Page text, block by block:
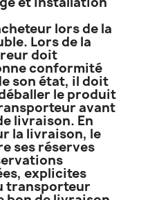
lors de la
Lors de la
doit
conformité
son état, il doit
le produit
avant
livraison. En
la livraison, le
ses réserves
explicites
transporteur